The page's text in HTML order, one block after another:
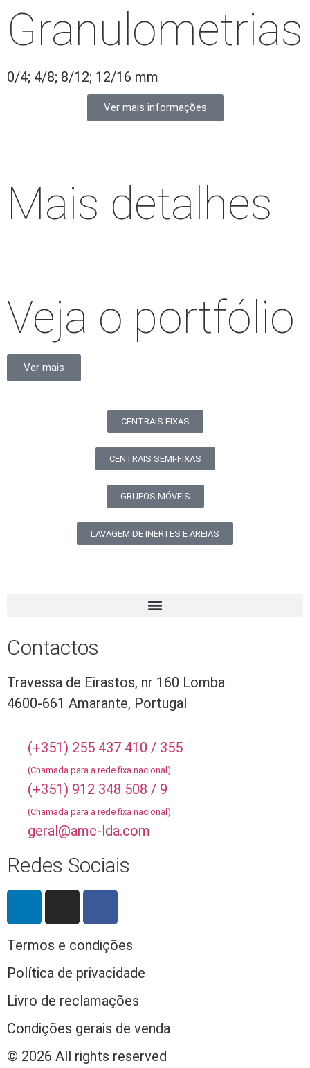
Granulometrias
0/4; 4/8; 8/12; 12/16 mm
Ver mais informações
Mais detalhes
Veja o portfólio
Ver mais
CENTRAIS FIXAS
CENTRAIS SEMI-FIXAS
GRUPOS MÓVEIS
LAVAGEM DE INERTES E AREIAS
Contactos
Travessa de Eirastos, nr 160 Lomba
4600-661 Amarante, Portugal
(+351) 255 437 410 / 355
(Chamada para a rede fixa nacional)
(+351) 912 348 508 / 9
(Chamada para a rede fixa nacional)
geral@amc-lda.com
Redes Sociais
Termos e condições
Política de privacidade
Livro de reclamações
Condições gerais de venda
© 2026 All rights reserved​